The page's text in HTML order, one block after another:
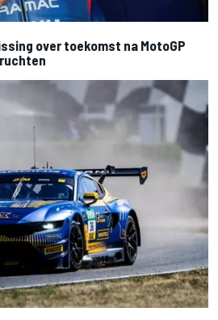
over toekomst na MotoGP